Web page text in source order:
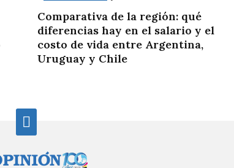
Comparativa de la región: qué
diferencias hay en el salario y el
costo de vida entre Argentina,
Uruguay y Chile